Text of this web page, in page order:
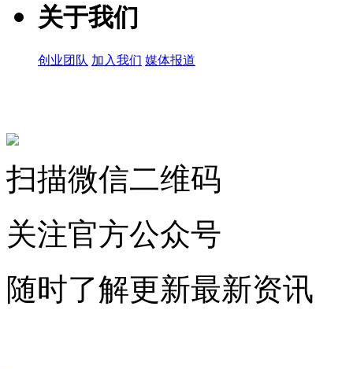
关于我们
创业团队 加入我们 媒体报道
扫描微信二维码
关注官方公众号
随时了解更新最新资讯